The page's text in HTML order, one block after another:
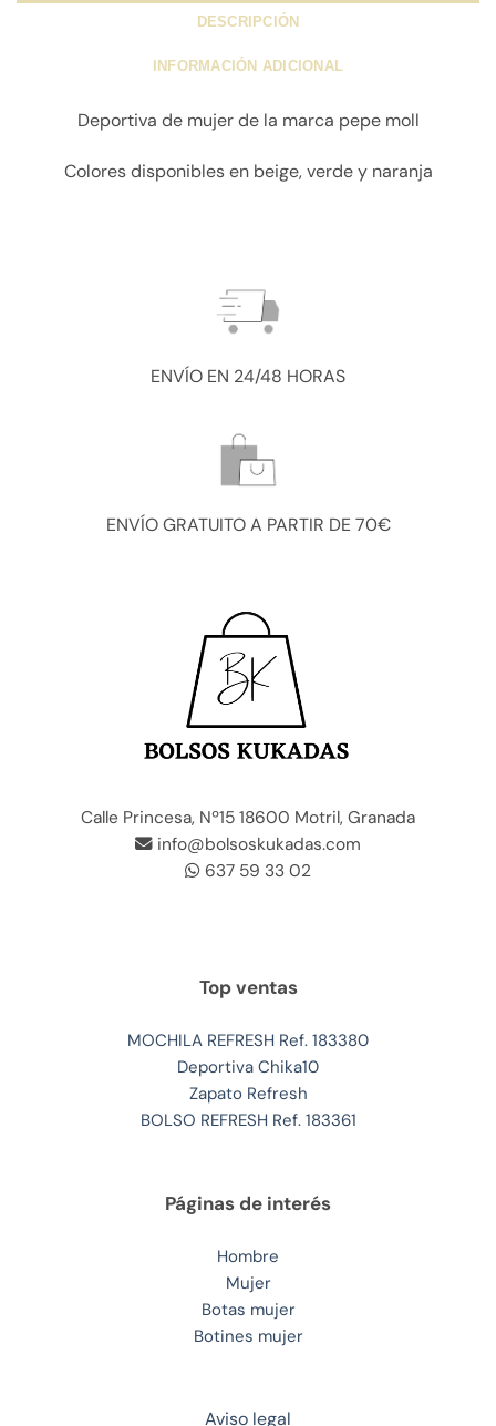
DESCRIPCIÓN
INFORMACIÓN ADICIONAL
Deportiva de mujer de la marca pepe moll
Colores disponibles en beige, verde y naranja
ENVÍO EN 24/48 HORAS
ENVÍO GRATUITO A PARTIR DE 70€
Calle Princesa, Nº15 18600 Motril, Granada
info@bolsoskukadas.com
637 59 33 02
Top ventas
MOCHILA REFRESH Ref. 183380
Deportiva Chika10
Zapato Refresh
BOLSO REFRESH Ref. 183361
Páginas de interés
Hombre
Mujer
Botas mujer
Botines mujer
Aviso legal